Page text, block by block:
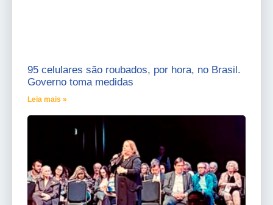
95 celulares são roubados, por hora, no Brasil.
Governo toma medidas
Leia mais »